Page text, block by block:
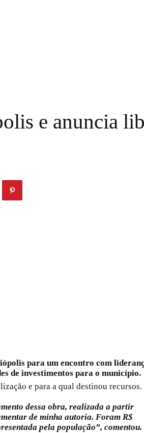
e anuncia
para um encontro com
de investimentos para o município.
e para a qual destinou recursos.
dessa obra, realizada a partir
de minha autoria. Foram R$
pela população”, comentou.